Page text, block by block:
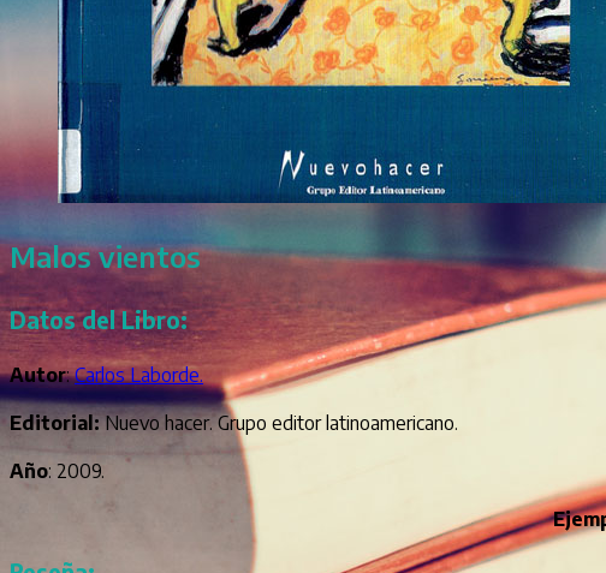
Malos vientos
Datos del Libro:
Autor:Carlos Laborde.
Editorial:Nuevo hacer. Grupo editor latinoamericano.
Año: 2009.